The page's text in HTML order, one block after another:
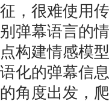
，很难使用
弹幕语言的
构建情感模
化的弹幕信
角度出发，